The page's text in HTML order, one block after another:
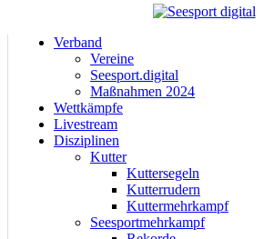
Verband
Vereine
Seesport.digital
Maßnahmen 2024
Wettkämpfe
Livestream
Disziplinen
Kutter
Kuttersegeln
Kutterrudern
Kuttermehrkampf
Seesportmehrkampf